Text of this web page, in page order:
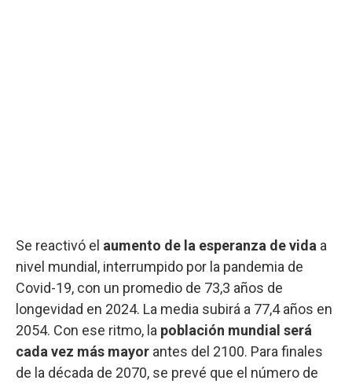
Se reactivó el aumento de la esperanza de vida a
nivel mundial, interrumpido por la pandemia de
Covid-19, con un promedio de 73,3 años de
longevidad en 2024. La media subirá a 77,4 años en
2054. Con ese ritmo, la población mundial será
cada vez más mayor antes del 2100. Para finales
de la década de 2070, se prevé que el número de